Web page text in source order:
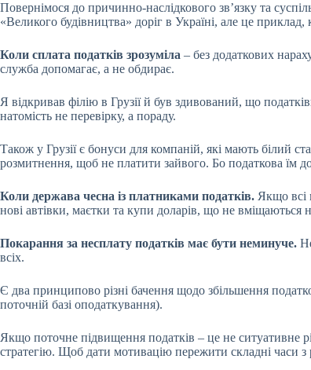
Повернімося до причинно-наслідкового зв’язку та
«Великого будівництва» доріг в Україні, але це
Коли сплата податків зрозуміла – без додаткових
служба допомагає, а не обдирає.
Я відкривав філію в Грузії й був здивований, що
натомість не перевірку, а пораду.
Також у Грузії є бонуси для компаній, які мають білий
розмитнення, щоб не платити зайвого. Бо податкова їм
Коли держава чесна із платниками податків. Якщо всі
нові автівки, маєтки та купи доларів, що не вміщаються
Покарання за несплату податків має бути неминуче.
всіх.
Є два принципово різні бачення щодо збільшення
поточній базі оподаткування).
Якщо поточне підвищення податків – це не ситуативне
стратегію. Щоб дати мотивацію пережити складні часи з